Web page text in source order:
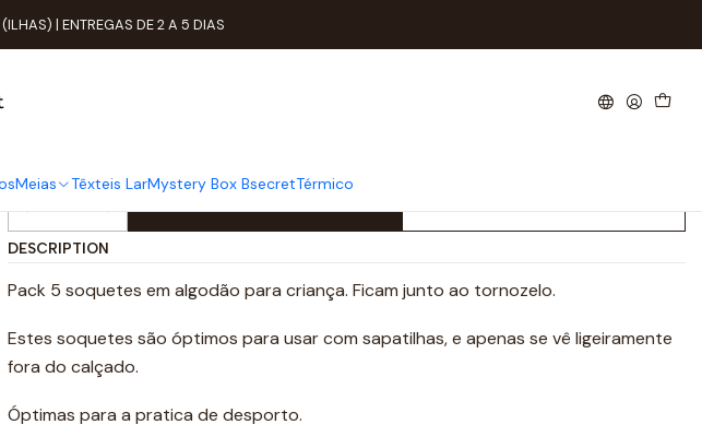
Meias Têxteis LarMystery Box BsecretTérmico
| ENTREGAS DE 2 A 5 DIAS
Algodão Tam: 29-31 Criança
Quantity
DESCRIPTION
Pack 5 soquetes em algodão para criança. Ficam junto ao tornozelo.
Estes soquetes são óptimos para usar com sapatilhas, e apenas se vê ligeiramente
fora do calçado.
Óptimas para a pratica de desporto.